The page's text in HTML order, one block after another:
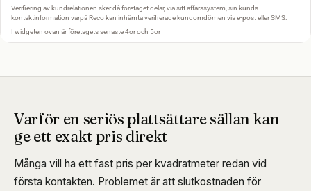
Varför en seriös plattsättare sällan kan
ge ett exakt pris direkt
Många vill ha ett fast pris per kvadratmeter redan vid
första kontakten. Problemet är att slutkostnaden för